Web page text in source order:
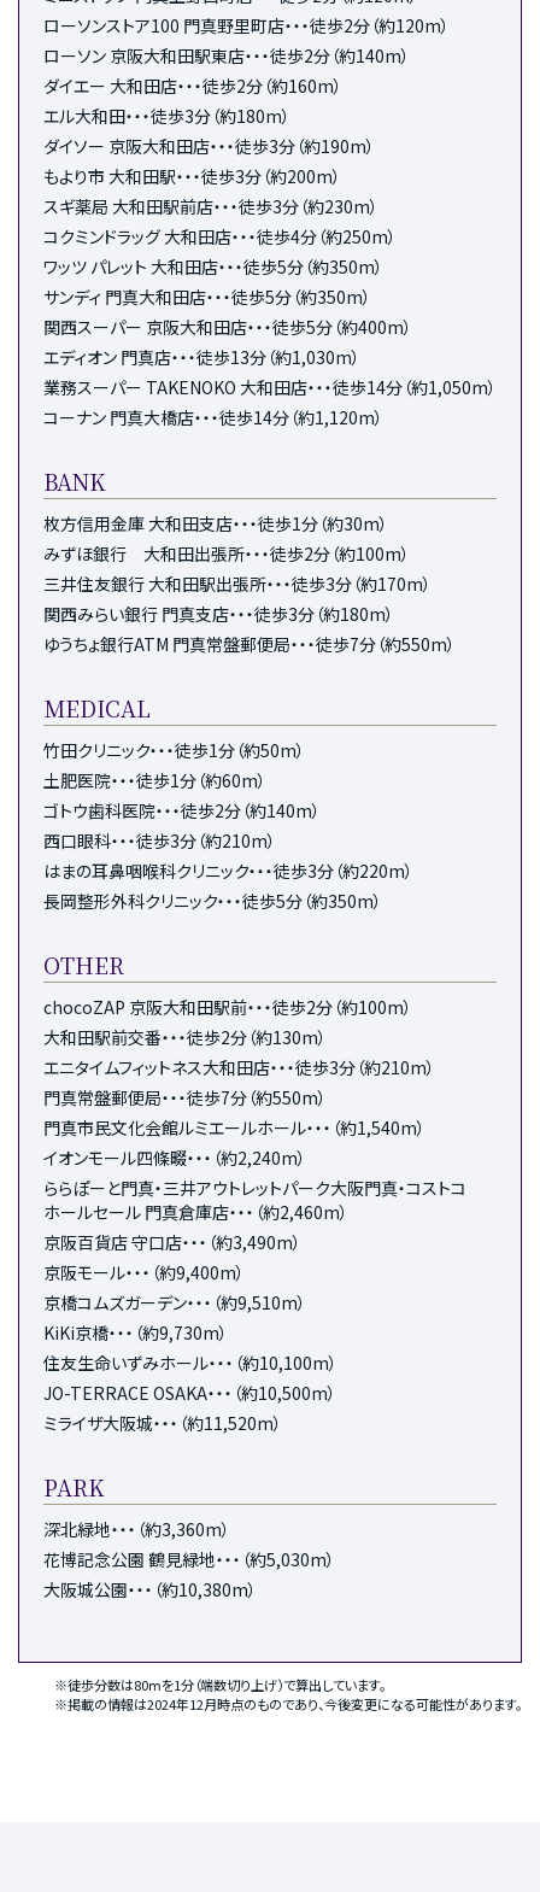
ローソンストア100 門真野里町店・・・徒歩2分（約120m）
ローソン 京阪大和田駅東店・・・徒歩2分（約140m）
ダイエー 大和田店・・・徒歩2分（約160m）
エル大和田・・・徒歩3分（約180m）
ダイソー 京阪大和田店・・・徒歩3分（約190m）
もより市 大和田駅・・・徒歩3分（約200m）
スギ薬局 大和田駅前店・・・徒歩3分（約230m）
コクミンドラッグ 大和田店・・・徒歩4分（約250m）
ワッツ パレット 大和田店・・・徒歩5分（約350m）
サンディ 門真大和田店・・・徒歩5分（約350m）
関西スーパー 京阪大和田店・・・徒歩5分（約400m）
エディオン 門真店・・・徒歩13分（約1,030m）
業務スーパー TAKENOKO 大和田店・・・徒歩14分（約1,050m）
コーナン 門真大橋店・・・徒歩14分（約1,120m）
BANK
枚方信用金庫 大和田支店・・・徒歩1分（約30m）
みずほ銀行 大和田出張所・・・徒歩2分（約100m）
三井住友銀行 大和田駅出張所・・・徒歩3分（約170m）
関西みらい銀行 門真支店・・・徒歩3分（約180m）
ゆうちょ銀行ATM 門真常盤郵便局・・・徒歩7分（約550m）
MEDICAL
竹田クリニック・・・徒歩1分（約50m）
土肥医院・・・徒歩1分（約60m）
ゴトウ歯科医院・・・徒歩2分（約140m）
西口眼科・・・徒歩3分（約210m）
はまの耳鼻咽喉科クリニック・・・徒歩3分（約220m）
長岡整形外科クリニック・・・徒歩5分（約350m）
OTHER
chocoZAP 京阪大和田駅前・・・徒歩2分（約100m）
大和田駅前交番・・・徒歩2分（約130m）
エニタイムフィットネス大和田店・・・徒歩3分（約210m）
門真常盤郵便局・・・徒歩7分（約550m）
門真市民文化会館ルミエールホール・・・（約1,540m）
イオンモール四條畷・・・（約2,240m）
ららぽーと門真・三井アウトレットパーク大阪門真・コストコ
ホールセール 門真倉庫店・・・（約2,460m）
京阪百貨店 守口店・・・（約3,490m）
京阪モール・・・（約9,400m）
京橋コムズガーデン・・・（約9,510m）
KiKi京橋・・・（約9,730m）
住友生命いずみホール・・・（約10,100m）
JO-TERRACE OSAKA・・・（約10,500m）
ミライザ大阪城・・・（約11,520m）
PARK
深北緑地・・・（約3,360m）
花博記念公園 鶴見緑地・・・（約5,030m）
大阪城公園・・・（約10,380m）
※徒歩分数は80ⅿを1分（端数切り上げ）で算出しています。
※掲載の情報は2024年12月時点のものであり、今後変更になる可能性があります。